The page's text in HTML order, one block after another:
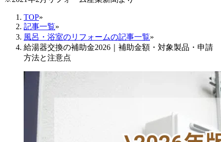
TOP»
記事一覧»
風呂・浴室のリフォームの記事一覧»
給湯器交換の補助金2026｜補助金額・対象製品・申請
方法と注意点